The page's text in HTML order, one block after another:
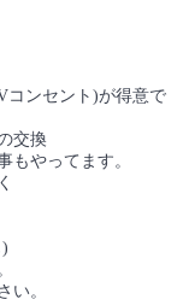
コンセント)が得意で
交換
もやってます。
い。